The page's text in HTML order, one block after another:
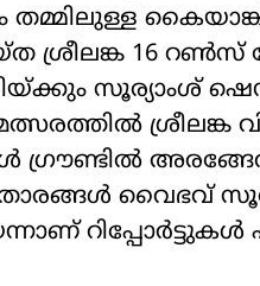
തമ്മിലുള്ള
ശ്രീലങ്ക 16 റൺസ്
സൂര്യാംശ്
ശ്രീലങ്ക
ഗ്രൗണ്ടിൽ
താരങ്ങൾ വൈഭവ്